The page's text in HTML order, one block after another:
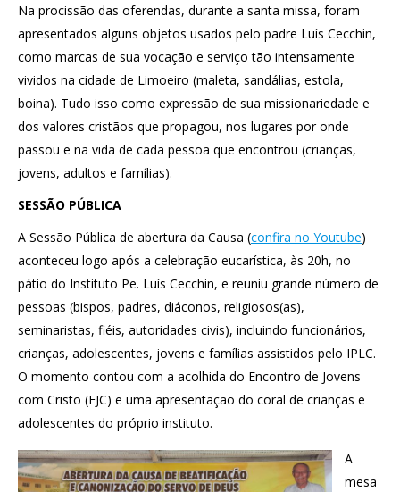
Na procissão das oferendas, durante a santa missa, foram
apresentados alguns objetos usados pelo padre Luís Cecchin,
como marcas de sua vocação e serviço tão intensamente
vividos na cidade de Limoeiro (maleta, sandálias, estola,
boina). Tudo isso como expressão de sua missionariedade e
dos valores cristãos que propagou, nos lugares por onde
passou e na vida de cada pessoa que encontrou (crianças,
jovens, adultos e famílias).
SESSÃO PÚBLICA
A Sessão Pública de abertura da Causa (confira no Youtube)
aconteceu logo após a celebração eucarística, às 20h, no
pátio do Instituto Pe. Luís Cecchin, e reuniu grande número de
pessoas (bispos, padres, diáconos, religiosos(as),
seminaristas, fiéis, autoridades civis), incluindo funcionários,
crianças, adolescentes, jovens e famílias assistidos pelo IPLC.
O momento contou com a acolhida do Encontro de Jovens
com Cristo (EJC) e uma apresentação do coral de crianças e
adolescentes do próprio instituto.
A
mesa